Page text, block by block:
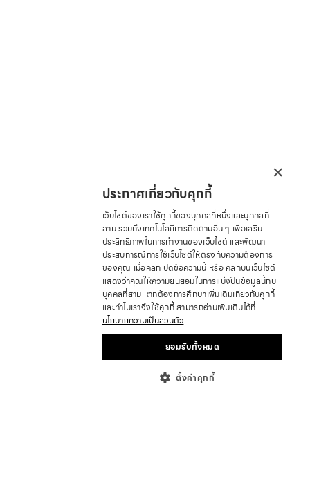
×
ประกาศเกี่ยวกับคุกกี้
เว็บไซต์ของเราใช้คุกกี้ของบุคคลที่หนึ่งและบุคคลที่
สาม รวมถึงเทคโนโลยีการติดตามอื่น ๆ เพื่อเสริม
ประสิทธิภาพในการทำงานของเว็บไซต์ และพัฒนา
ประสบการณ์การใช้เว็บไซต์ให้ตรงกับความต้องการ
ของคุณ เมื่อคลิก ปิดข้อความนี้ หรือ คลิกบนเว็บไซต์
แสดงว่าคุณให้ความยินยอมในการแบ่งปันข้อมูลนี้กับ
บุคคลที่สาม หากต้องการศึกษาเพิ่มเติมเกี่ยวกับคุกกี้
และทำไมเราจึงใช้คุกกี้ สามารถอ่านเพิ่มเติมได้ที่
นโยบายความเป็นส่วนตัว
ยอมรับทั้งหมด
ตั้งค่าคุกกี้